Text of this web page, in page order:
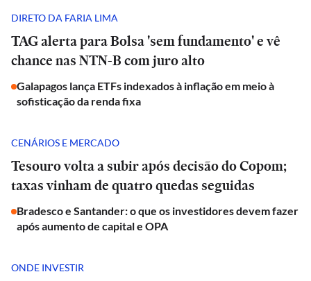
DIRETO DA FARIA LIMA
TAG alerta para Bolsa 'sem fundamento' e vê
chance nas NTN-B com juro alto
Galapagos lança ETFs indexados à inflação em meio à
sofisticação da renda fixa
CENÁRIOS E MERCADO
Tesouro volta a subir após decisão do Copom;
taxas vinham de quatro quedas seguidas
Bradesco e Santander: o que os investidores devem fazer
após aumento de capital e OPA
ONDE INVESTIR